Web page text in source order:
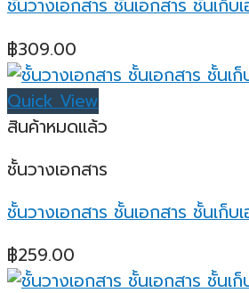
ชั้นวางเอกสาร ชั้นเอกสาร ชั้นเก็
฿309.00
Quick View
สินค้าหมดแล้ว
ชั้นวางเอกสาร
ชั้นวางเอกสาร ชั้นเอกสาร ชั้นเก็
฿259.00